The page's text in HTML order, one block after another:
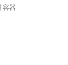
容器